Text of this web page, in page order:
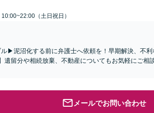
（土日祝日）
▶︎泥沼化する前に弁護士へ依頼を！早期解決、不
遺留分や相続放棄、不動産についてもお気軽にご相
メールでお問い合わせ